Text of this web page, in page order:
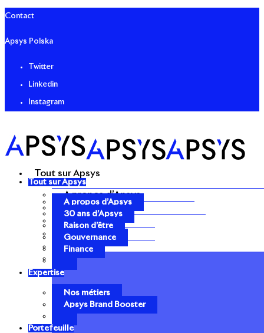
Contact
Apsys Polska
Twitter
Linkedin
Instagram
Tout sur Apsys
A propos d’Apsys
30 ans d’Apsys
Raison d’être
Gouvernance
Finance
Tout sur Apsys
A propos d’Apsys
30 ans d’Apsys
Raison d’être
Gouvernance
Finance
Expertise
Nos métiers
Apsys Brand Booster
Portefeuille